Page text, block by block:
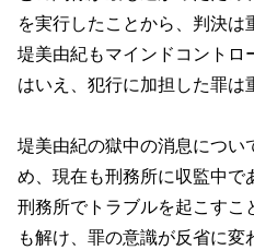
を実行したことから、判決は
堤美由紀もマインドコントロ
はいえ、犯行に加担した罪は
堤美由紀の獄中の消息につい
め、現在も刑務所に収監中で
刑務所でトラブルを起こすこ
も解け、罪の意識が反省に変